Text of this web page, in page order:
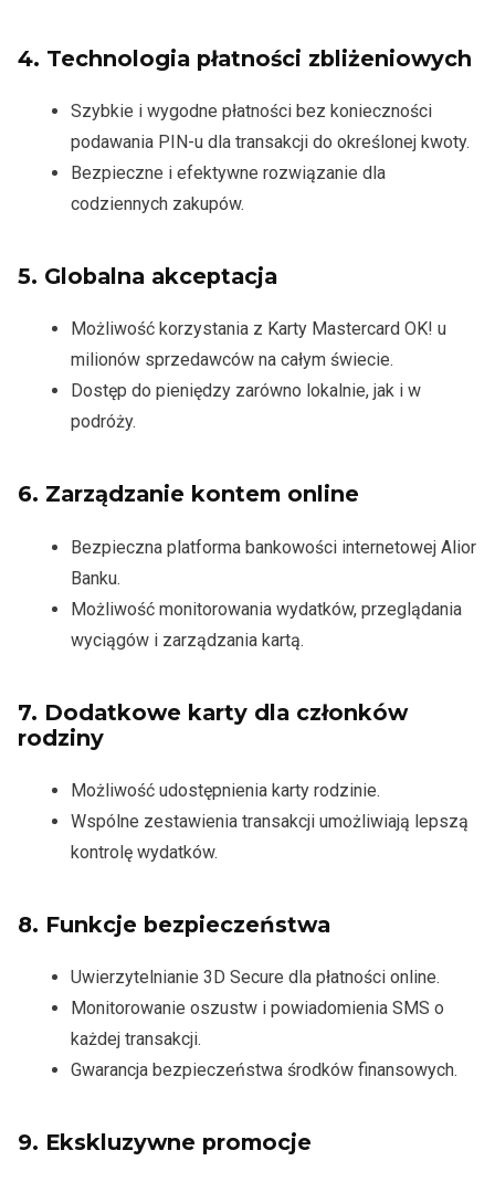
4. Technologia płatności zbliżeniowych
Szybkie i wygodne płatności bez konieczności
podawania PIN-u dla transakcji do określonej kwoty.
Bezpieczne i efektywne rozwiązanie dla
codziennych zakupów.
5. Globalna akceptacja
Możliwość korzystania z Karty Mastercard OK! u
milionów sprzedawców na całym świecie.
Dostęp do pieniędzy zarówno lokalnie, jak i w
podróży.
6. Zarządzanie kontem online
Bezpieczna platforma bankowości internetowej Alior
Banku.
Możliwość monitorowania wydatków, przeglądania
wyciągów i zarządzania kartą.
7. Dodatkowe karty dla członków
rodziny
Możliwość udostępnienia karty rodzinie.
Wspólne zestawienia transakcji umożliwiają lepszą
kontrolę wydatków.
8. Funkcje bezpieczeństwa
Uwierzytelnianie 3D Secure dla płatności online.
Monitorowanie oszustw i powiadomienia SMS o
każdej transakcji.
Gwarancja bezpieczeństwa środków finansowych.
9. Ekskluzywne promocje